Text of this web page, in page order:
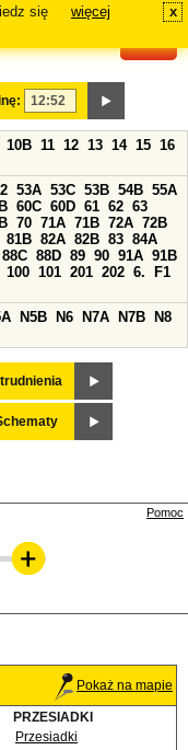
się
więcej x
10B 11 12 13 14 15 16
53A 53C 53B 54B 55A
60C 60D 61 62 63
70 71A 71B 72A 72B
81B 82A 82B 83 84A
88C 88D 89 90 91A 91B
100 101 201 202 6.
F1
N5B N6 N7A N7B
N8
Pomoc
Pokaż na mapie
PRZESIADKI
Przesiadki